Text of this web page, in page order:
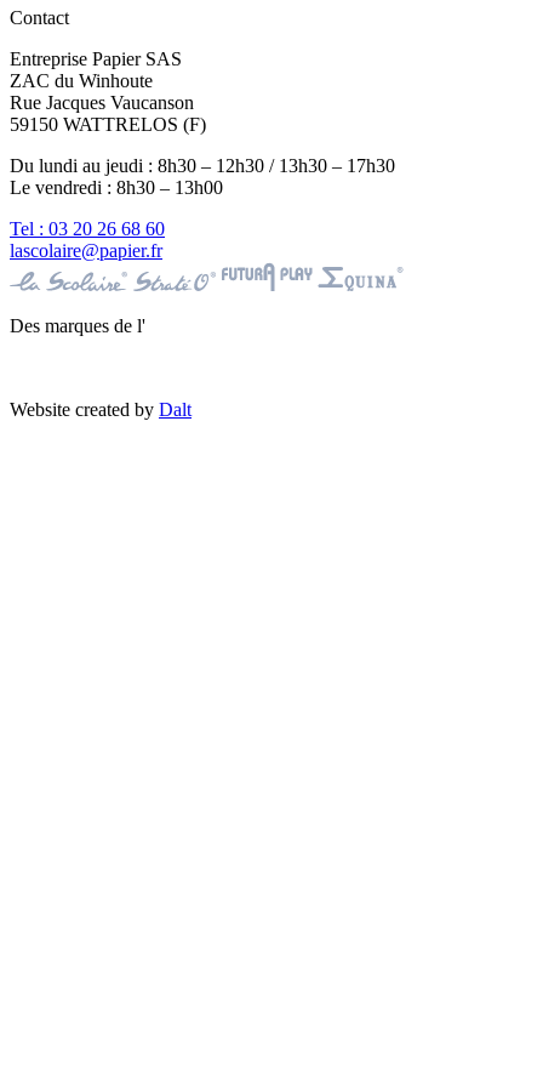
Contact
Entreprise Papier SAS
ZAC du Winhoute
Rue Jacques Vaucanson
59150 WATTRELOS (F)
Du lundi au jeudi : 8h30 – 12h30 / 13h30 – 17h30
Le vendredi : 8h30 – 13h00
Tel : 03 20 26 68 60
lascolaire@papier.fr
Des marques de l'
Website created by Dalt